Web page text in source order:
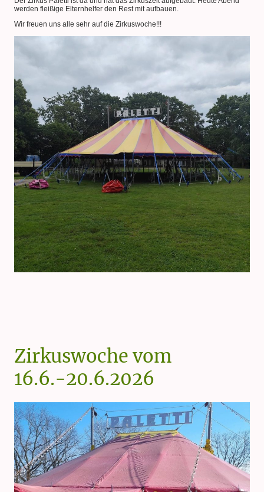
werden fleißige Elternhelfer den Rest mit aufbauen.
Wir freuen uns alle sehr auf die Zirkuswoche!!!
Zirkuswoche vom
16.6.-20.6.2026